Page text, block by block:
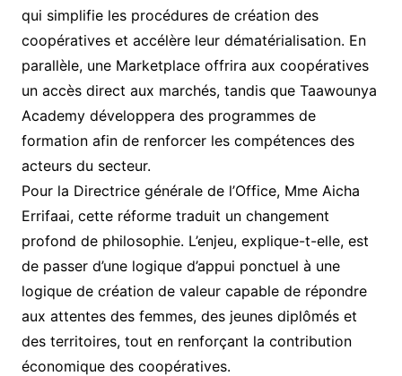
qui simplifie les procédures de création des
coopératives et accélère leur dématérialisation. En
parallèle, une Marketplace offrira aux coopératives
un accès direct aux marchés, tandis que Taawounya
Academy développera des programmes de
formation afin de renforcer les compétences des
acteurs du secteur.
Pour la Directrice générale de l’Office, Mme Aicha
Errifaai, cette réforme traduit un changement
profond de philosophie. L’enjeu, explique-t-elle, est
de passer d’une logique d’appui ponctuel à une
logique de création de valeur capable de répondre
aux attentes des femmes, des jeunes diplômés et
des territoires, tout en renforçant la contribution
économique des coopératives.